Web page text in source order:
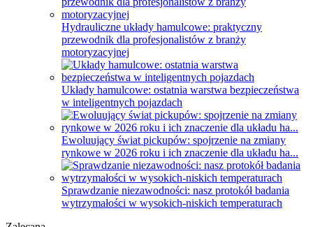
Hydrauliczne układy hamulcowe: praktyczny
przewodnik dla profesjonalistów z branży
motoryzacyjnej
Układy hamulcowe: ostatnia warstwa bezpieczeństwa
w inteligentnych pojazdach
Ewoluujący świat pickupów: spojrzenie na zmiany
rynkowe w 2026 roku i ich znaczenie dla układu ha...
Sprawdzanie niezawodności: nasz protokół badania
wytrzymałości w wysokich-niskich temperaturach